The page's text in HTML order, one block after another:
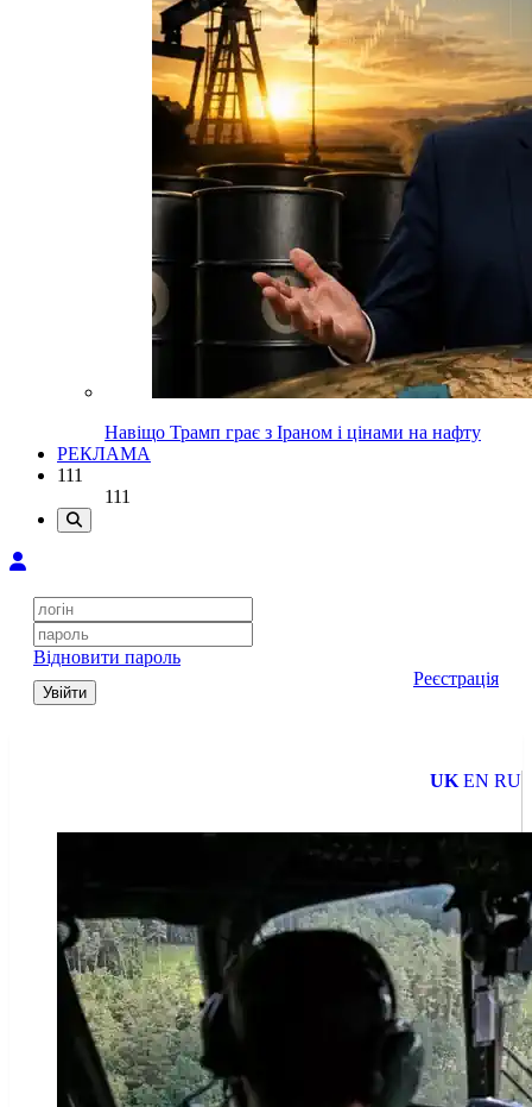
Навіщо Трамп грає з Іраном і цінами на нафту
РЕКЛАМА
111
111
Відновити пароль
Увійти
Реєстрація
UK EN RU